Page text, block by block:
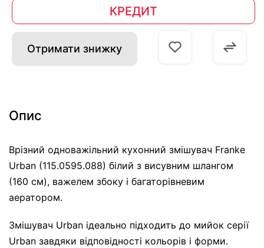
КРЕДИТ
Отримати знижку
Опис
Врізний одноважільний кухонний змішувач Franke
Urban (115.0595.088) білий з висувним шлангом
(160 см), важелем збоку і багаторівневим
аератором.
Змішувач Urban ідеально підходить до мийок серії
Urban завдяки відповідності кольорів і форми.